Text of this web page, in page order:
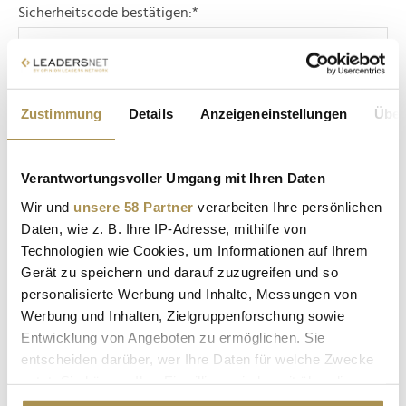
Zustimmung Details Anzeigeneinstellungen
Verantwortungsvoller Umgang mit Ihren Daten
Wir und unsere 58 Partner verarbeiten Ihre persönlichen
Daten, wie z. B. Ihre IP-Adresse, mithilfe von
Technologien wie Cookies, um Informationen auf Ihrem
Gerät zu speichern und darauf zuzugreifen und so
personalisierte Werbung und Inhalte, Messungen von
Werbung und Inhalten, Zielgruppenforschung sowie
Entwicklung von Angeboten zu ermöglichen. Sie
entscheiden darüber, wer Ihre Daten für welche Zwecke
Cookie-Erklärung oder durch Klicken auf das Privacy
Sicherheitscode bestätigen:*
* Pflichtfelder.
Nachname / Firma
SUCHEN
LEADERSNET.TV